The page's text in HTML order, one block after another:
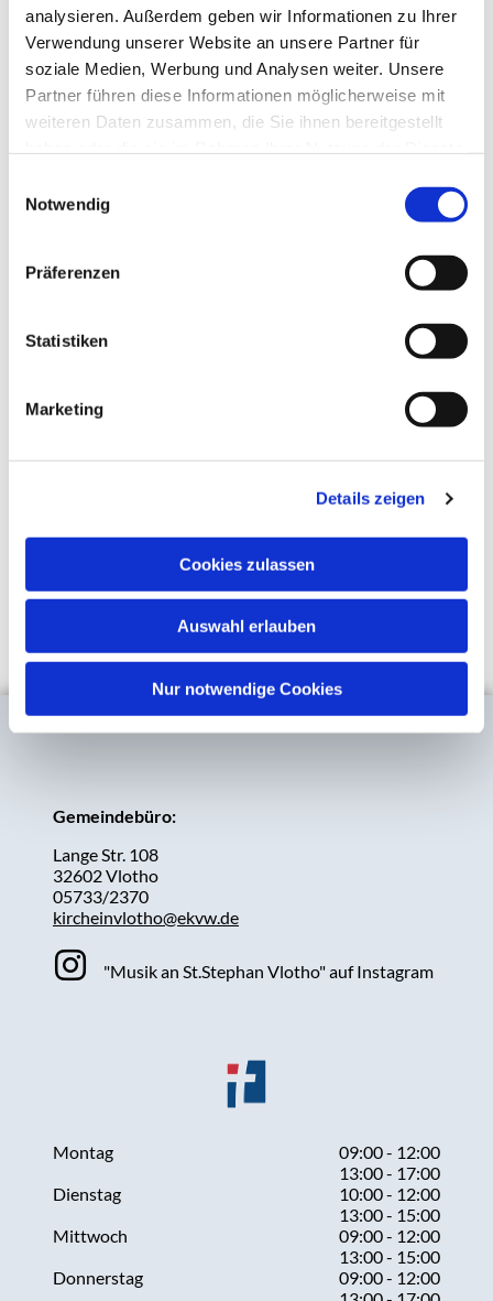
analysieren. Außerdem geben wir Informationen zu Ihrer
Verwendung unserer Website an unsere Partner für
soziale Medien, Werbung und Analysen weiter. Unsere
Partner führen diese Informationen möglicherweise mit
weiteren Daten zusammen, die Sie ihnen bereitgestellt
Notwendig
Präferenzen
Statistiken
Marketing
Details zeigen
Cookies zulassen
Auswahl erlauben
Nur notwendige Cookies
Dies könnte Sie auch
interessieren
Gemeindebüro:
Lange Str. 108
32602 Vlotho
05733/2370
kircheinvlotho@ekvw.de
"Musik an St.Stephan Vlotho" auf Instagram
Montag
09:00 - 12:00
13:00 - 17:00
Dienstag
10:00 - 12:00
13:00 - 15:00
Mittwoch
09:00 - 12:00
13:00 - 15:00
Donnerstag
09:00 - 12:00